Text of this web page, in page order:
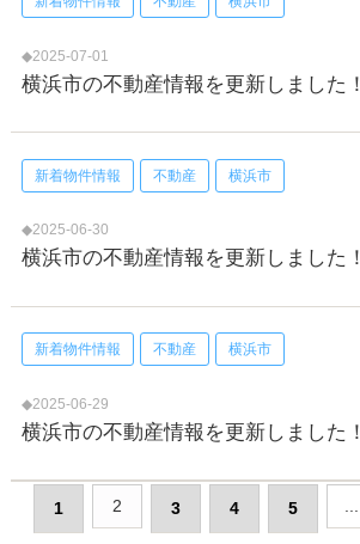
◆2025-07-01
横浜市の不動産情報を更新しました！
新着物件情報 不動産 横浜市
◆2025-06-30
横浜市の不動産情報を更新しました！
新着物件情報 不動産 横浜市
◆2025-06-29
横浜市の不動産情報を更新しました！
1 2 3 4 5 ...